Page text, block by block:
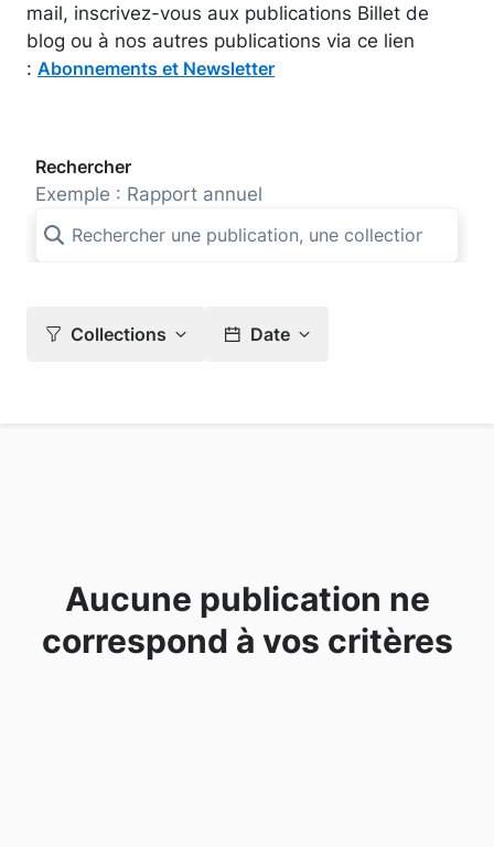
mail, inscrivez-vous aux publications Billet de
blog ou à nos autres publications via ce lien
: Abonnements et Newsletter
Rechercher
Exemple : Rapport annuel
Collections Date
Aucune publication ne
correspond à vos critères